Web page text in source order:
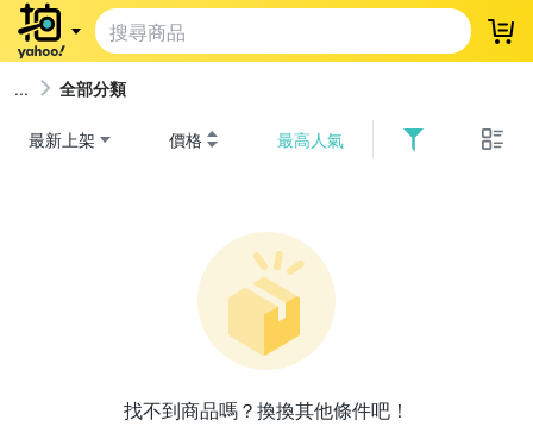
登
全部分類
最新上架 價格 最高人氣
找不到商品嗎？換換其他條件吧！